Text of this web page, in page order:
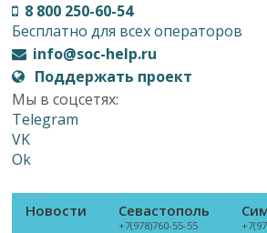
8 800 250-60-54
Бесплатно для всех операторов
info@soc-help.ru
Поддержать проект
Мы в соцсетях:
Telegram
VK
Ok
Новости Севастополь
+7(978)760-55-55